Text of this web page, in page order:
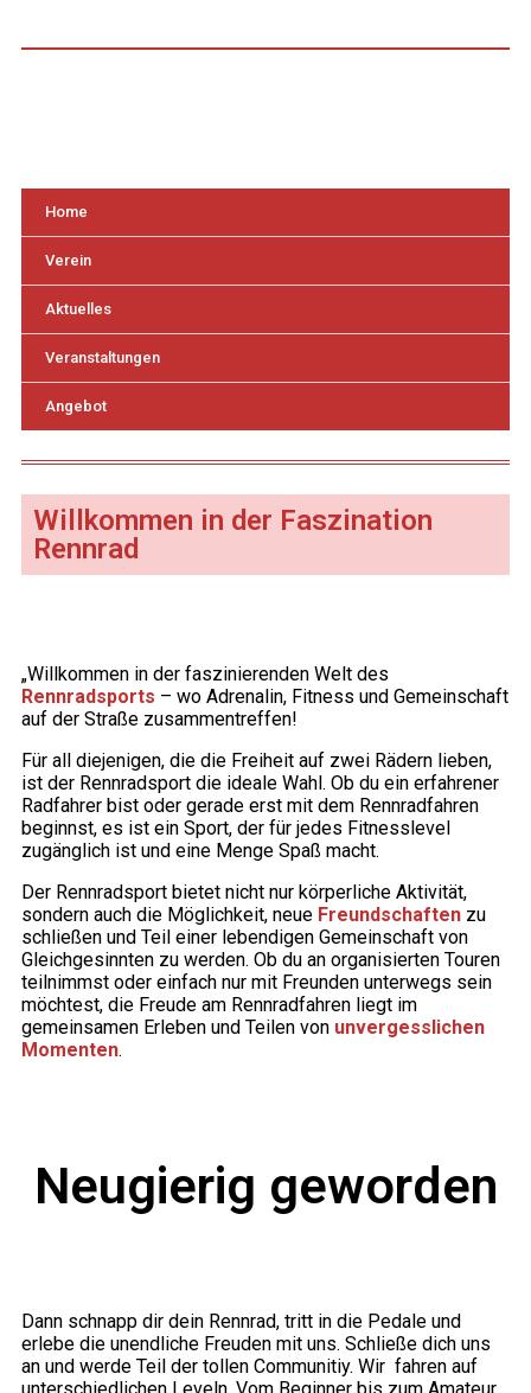
Home
Verein
Aktuelles
Veranstaltungen
Angebot
Willkommen in der Faszination
Rennrad
„Willkommen in der faszinierenden Welt des
Rennradsports – wo Adrenalin, Fitness und Gemeinschaft
auf der Straße zusammentreffen!
Für all diejenigen, die die Freiheit auf zwei Rädern lieben,
ist der Rennradsport die ideale Wahl. Ob du ein erfahrener
Radfahrer bist oder gerade erst mit dem Rennradfahren
beginnst, es ist ein Sport, der für jedes Fitnesslevel
zugänglich ist und eine Menge Spaß macht.
Der Rennradsport bietet nicht nur körperliche Aktivität,
sondern auch die Möglichkeit, neue Freundschaften zu
schließen und Teil einer lebendigen Gemeinschaft von
Gleichgesinnten zu werden. Ob du an organisierten Touren
teilnimmst oder einfach nur mit Freunden unterwegs sein
möchtest, die Freude am Rennradfahren liegt im
gemeinsamen Erleben und Teilen von unvergesslichen
Momenten.
Neugierig geworden
Dann schnapp dir dein Rennrad, tritt in die Pedale und
erlebe die unendliche Freuden mit uns. Schließe dich uns
an und werde Teil der tollen Communitiy. Wir fahren auf